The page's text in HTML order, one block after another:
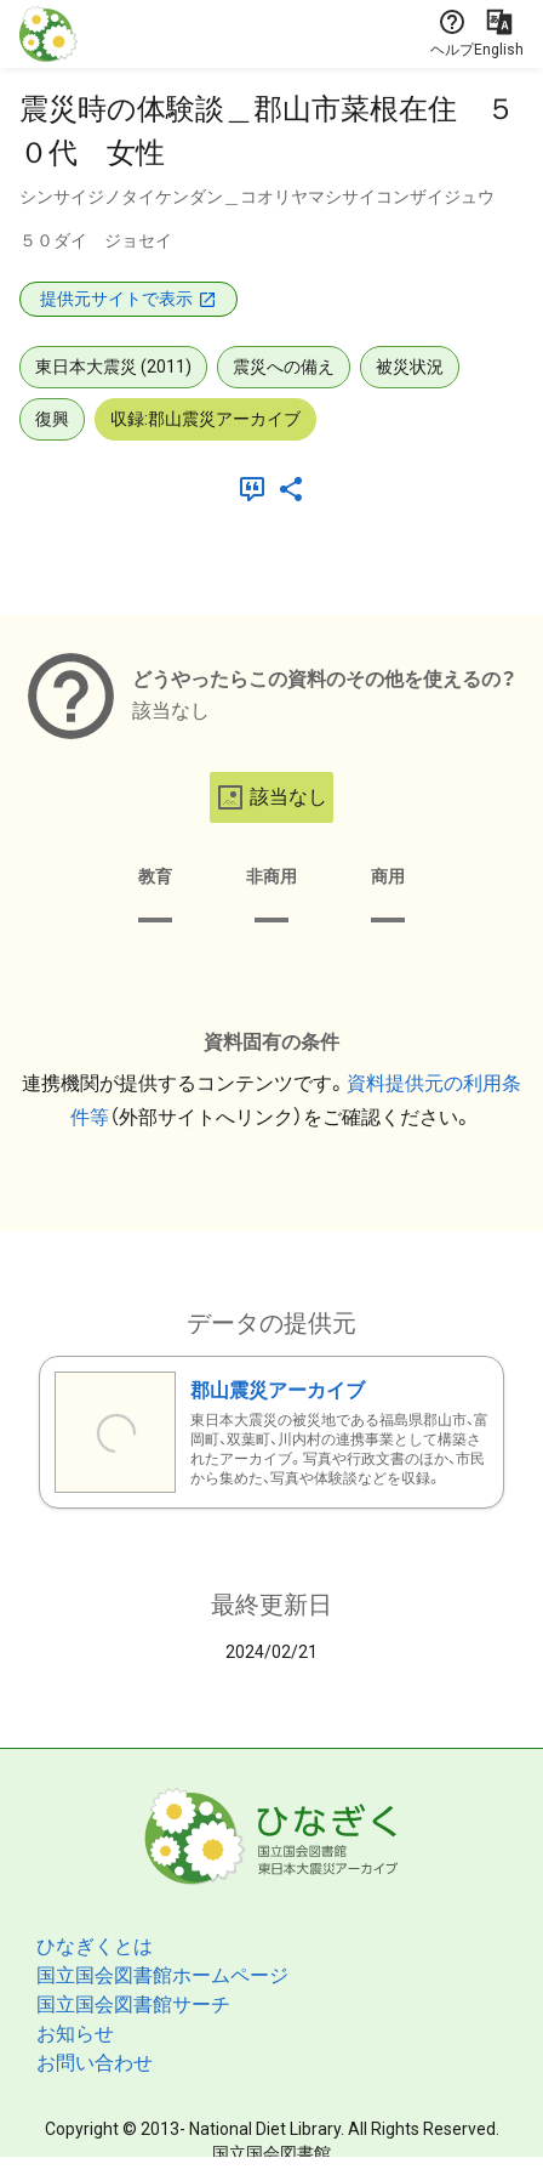
本文に飛ぶ
ヘルプEnglish
震災時の体験談＿郡山市菜根在住 ５
０代 女性
シンサイジノタイケンダン＿コオリヤマシサイコンザイジュウ
５０ダイ ジョセイ
提供元サイトで表示
東日本大震災 (2011) 震災への備え 被災状況
復興 収録:郡山震災アーカイブ
どうやったらこの資料のその他を使えるの？
該当なし
該当なし
教育 非商用 商用
資料固有の条件
連携機関が提供するコンテンツです。 資料提供元の利用条
件等（外部サイトへリンク）をご確認ください。
データの提供元
郡山震災アーカイブ
東日本大震災の被災地である福島県郡山市、富
岡町、双葉町、川内村の連携事業として構築さ
れたアーカイブ。写真や行政文書のほか、市民
から集めた、写真や体験談などを収録。
最終更新日
2024/02/21
ひなぎくとは
国立国会図書館ホームページ
国立国会図書館サーチ
お知らせ
お問い合わせ
Copyright © 2013- National Diet Library. All Rights Reserved.